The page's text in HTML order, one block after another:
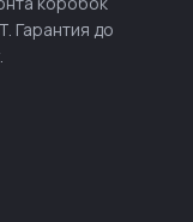
Гарантия до